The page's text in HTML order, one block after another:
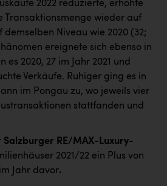
2022 reduzierte, erhöhte
Transaktionsmenge wieder auf
demselben Niveau wie 2020 (32;
ereignete sich ebenso in
es 2020, 27 im Jahr 2021 und
Verkäufe. Ruhiger ging es in
im Pongau zu, wo jeweils vier
stattfanden und
Salzburger RE/MAX-Luxury-
2021/22 ein Plus von
im Jahr davor.